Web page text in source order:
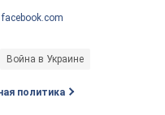
facebook.com
Война в Украине
политика